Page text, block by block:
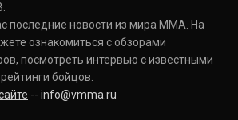
последние новости из мира ММА. На
ознакомиться с обзорами
посмотреть интервью с известными
бойцов.
-- info@vmma.ru